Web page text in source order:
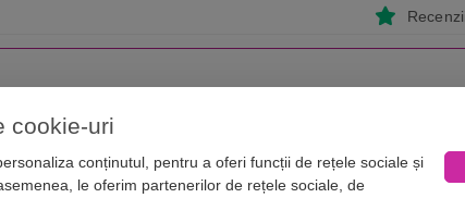
Numerologie
și bărbații zodii de Apă
cookie-uri
conținutul, pentru a oferi funcții de rețele sociale și
le oferim partenerilor de rețele sociale, de